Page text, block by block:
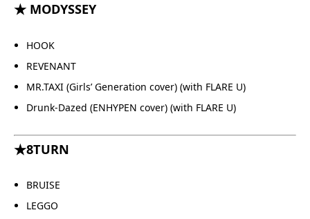
★ MODYSSEY
HOOK
REVENANT
MR.TAXI (Girls’ Generation cover) (with FLARE U)
Drunk-Dazed (ENHYPEN cover) (with FLARE U)
★8TURN
BRUISE
LEGGO